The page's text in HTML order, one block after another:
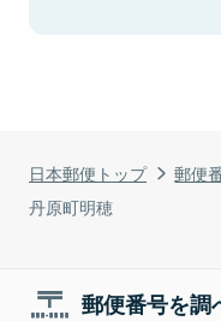
日本郵便トップ 郵便
丹原町明穂
郵便番号を調